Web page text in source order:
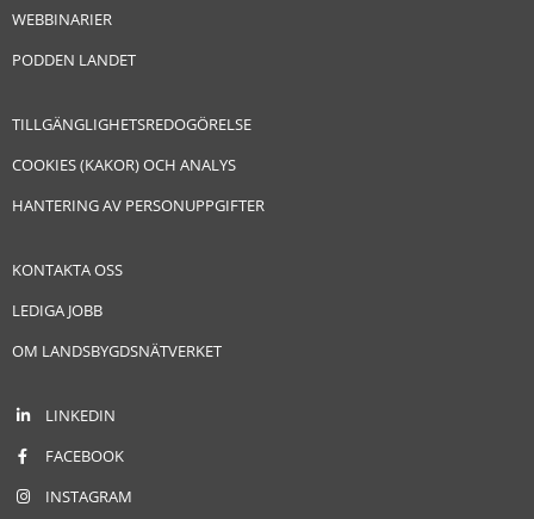
WEBBINARIER
PODDEN LANDET
TILLGÄNGLIGHETSREDOGÖRELSE
COOKIES (KAKOR) OCH ANALYS
HANTERING AV PERSONUPPGIFTER
KONTAKTA OSS
LEDIGA JOBB
OM LANDSBYGDSNÄTVERKET
LINKEDIN
FACEBOOK
INSTAGRAM